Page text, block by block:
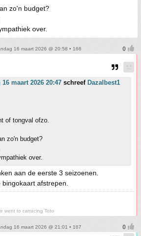
zo'n budget?
over.
16 maart 2026 @ 20:58 • 166
16 maart 2026 20:47 schreef Dazalbest1
of tongval ofzo.
zo'n budget?
over.
aan de eerste 3 seizoenen.
afstrepen.
went to carracing Toto
16 maart 2026 @ 21:01 • 167